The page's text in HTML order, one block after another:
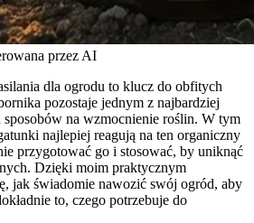
przez AI
dla ogrodu to klucz do obfitych
pozostaje jednym z najbardziej
sposobów na wzmocnienie roślin. W tym
najlepiej reagują na ten organiczny
przygotować go i stosować, by uniknąć
Dzięki moim praktycznym
jak świadomie nawozić swój ogród, aby
to, czego potrzebuje do